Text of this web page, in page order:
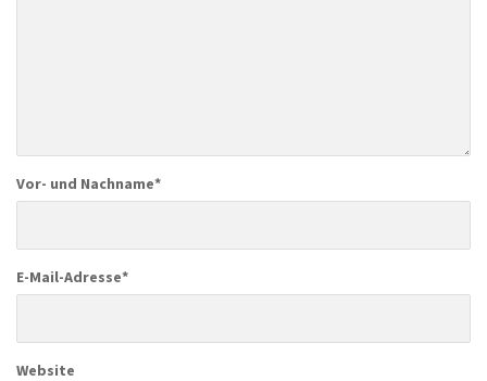
Vor- und Nachname*
E-Mail-Adresse*
Website